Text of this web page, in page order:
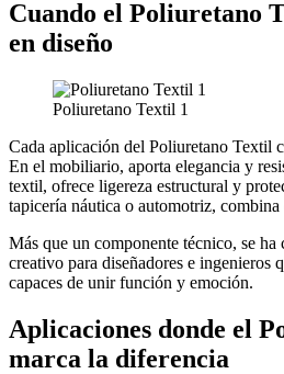
Cuando el Poliuretano
en diseño
Poliuretano Textil 1
Cada aplicación del Poliuretano Textil
En el mobiliario, aporta elegancia y
textil, ofrece ligereza estructural y
tapicería náutica o automotriz,
Más que un componente técnico, se
creativo para diseñadores e ingenieros
capaces de unir función y emoción.
Aplicaciones donde el
marca la diferencia